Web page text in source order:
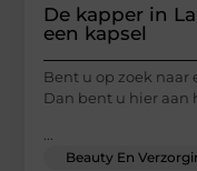
De kapper in
een kapsel
Bent u op zoek naar
Dan bent u hier aan
...
Beauty En